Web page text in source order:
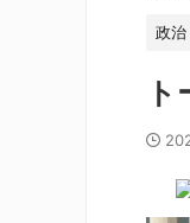
政治